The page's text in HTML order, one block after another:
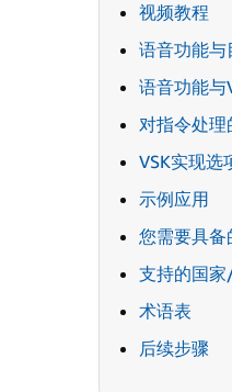
视频教程
语音功能与
语音功能与
对指令处理
VSK实现选
示例应用
您需要具备
支持的国
术语表
后续步骤